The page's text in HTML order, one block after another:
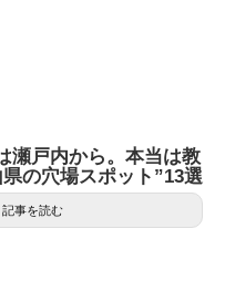
瀬戸内から。本当は教
の穴場スポット”13選
記事を読む